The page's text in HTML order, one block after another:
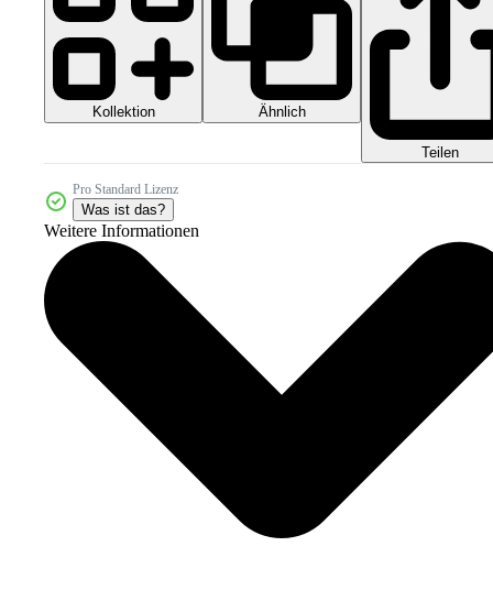
Kollektion Ähnlich
Teilen
Pro Standard Lizenz
Was ist das?
Weitere Informationen